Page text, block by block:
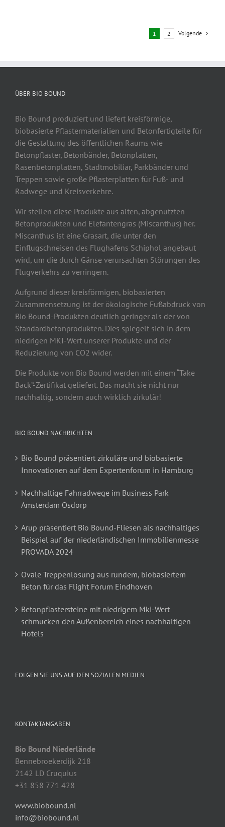
Zandstuve“
1 2 Volgende
ÜBER BIO BOUND
Bio Bound produziert und liefert kreisförmige,
biobasierte Pflastermaterialien und Betonfertigteile für
die Gestaltung des öffentlichen Raums wie
Betonpflaster, Betonbänder, Betonplatten,
Rasenbetonplatten, Stadtmobiliar, Parkbänder und
Treppen sowie große Pflasterplatten für Fuß- und
Radwege und Kreisverkehre.
Wir stellen diese Produkte aus alten, abgenutzten
Betonprodukten und Elefantengras (Miscanthus) her.
Miscanthus ist eine Grasart, die unter den
Einflugschneisen des Flughafens Schiphol angebaut
wird, um die durch Gänse verursachten Störungen des
Flugverkehrs zu verringern.
Aufgrund dieser kreisförmigen, biobasierten
Zusammensetzung ist der ökologische Fußabdruck von
Bio Bound-Produkten deutlich geringer als der von
Standardbetonprodukten. Dies spiegelt sich in dem
niedrigen MKI-Wert unserer Produkte und der
Reduzierung von CO2 wider.
Die Produkte von Bio Bound werden mit einem “Take
Back”-Zertifikat geliefert. Das macht sie nicht nur
nachhaltig, sondern auch wirklich zirkulär!
BIO BOUND NACHRICHTEN
Bio Bound präsentiert zirkuläre und biobasierte
Innovationen auf dem Expertenforum in Hamburg
Nachhaltige Fahrradwege im Business Park
Amsterdam Osdorp
Arup präsentiert Bio Bound-Fliesen als nachhaltiges
Beispiel auf der niederländischen Immobilienmesse
PROVADA 2024
Ovale Treppenlösung aus rundem, biobasiertem
Beton für das Flight Forum Eindhoven
Betonpflastersteine mit niedrigem Mki-Wert
schmücken den Außenbereich eines nachhaltigen
Hotels
FOLGEN SIE UNS AUF DEN SOZIALEN MEDIEN
KONTAKTANGABEN
Bio Bound Niederlände
Bennebroekerdijk 218
2142 LD Cruquius
+31 858 771 428
www.biobound.nl
info@biobound.nl